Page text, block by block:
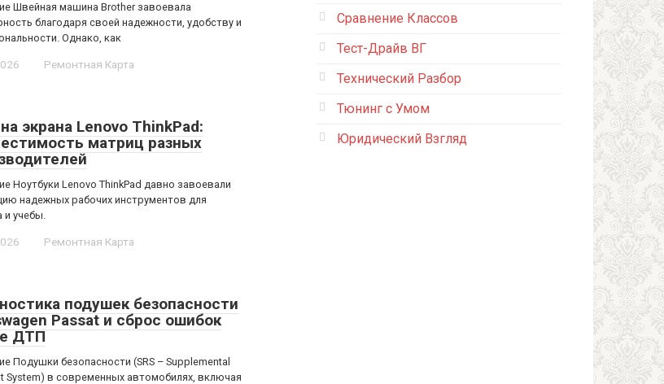
Швейная машина Brother завоевала
благодаря своей надежности, удобству и
Однако, как
Ремонтная Карта
экрана Lenovo ThinkPad:
матриц разных
Ноутбуки Lenovo ThinkPad давно завоевали
надежных рабочих инструментов для
и учебы.
Ремонтная Карта
подушек безопасности
Passat и сброс ошибок
ДТП
Подушки безопасности (SRS – Supplemental
System) в современных автомобилях, включая
Сравнение Классов
Тест-Драйв ВГ
Технический Разбор
Тюнинг с Умом
Юридический Взгляд